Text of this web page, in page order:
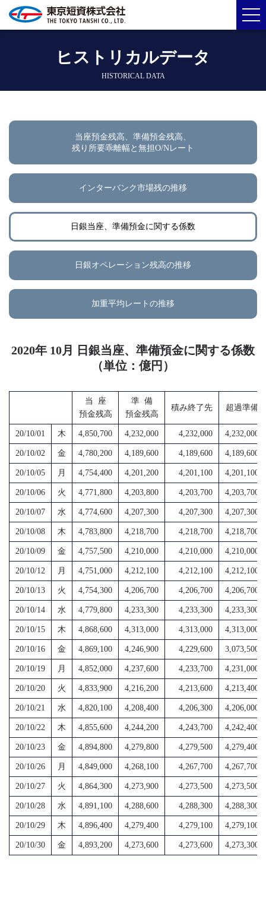
ヒストリカルデータ
HISTORICAL DATA
当座預金残高、準備預金残高、
残り所要乖離幅と無担O/Nレート
インターバンク市場残の推移
日銀当座、準備預金に関する係数
日銀オペレーション残高の推移
加重平均レートの推移
2020年 10月 日銀当座、準備預金に関する係数
（単位：億円）
当 座
預金残高
準 備
預金残高
積み終了先 超過準備
20/10/01 木 4,850,700 4,232,000 4,232,000 4,232,000
20/10/02 金 4,780,200 4,189,600 4,189,600 4,189,600
20/10/05 月 4,754,400 4,201,200 4,201,100 4,201,100
20/10/06 火 4,771,800 4,203,800 4,203,700 4,203,700
20/10/07 水 4,774,600 4,207,300 4,207,300 4,207,300
20/10/08 木 4,783,800 4,218,700 4,218,700 4,218,700
20/10/09 金 4,757,500 4,210,000 4,210,000 4,210,000
20/10/12 月 4,751,000 4,212,100 4,212,100 4,212,100
20/10/13 火 4,754,300 4,206,700 4,206,700 4,206,700
20/10/14 水 4,779,800 4,233,300 4,233,300 4,233,300
20/10/15 木 4,868,600 4,313,000 4,313,000 4,313,000
20/10/16 金 4,869,100 4,246,900 4,229,600 3,073,500
20/10/19 月 4,852,000 4,237,600 4,233,700 4,231,000
20/10/20 火 4,833,900 4,216,200 4,213,600 4,213,400
20/10/21 水 4,820,100 4,208,400 4,206,300 4,206,000
20/10/22 木 4,855,600 4,244,200 4,243,700 4,242,400
20/10/23 金 4,894,800 4,279,800 4,279,500 4,279,400
20/10/26 月 4,849,000 4,268,100 4,267,700 4,267,700
20/10/27 火 4,864,300 4,273,900 4,273,500 4,273,500
20/10/28 水 4,891,100 4,288,600 4,288,300 4,288,300
20/10/29 木 4,896,400 4,279,400 4,279,100 4,279,100
20/10/30 金 4,893,200 4,273,600 4,273,600 4,273,300